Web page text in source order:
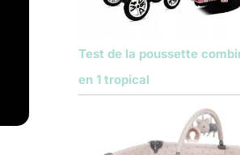
Test de la poussette
en 1 tropical